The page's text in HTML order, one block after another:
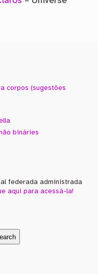
corpos (sugestões
bináries
federada administrada
aqui para acessá-la!